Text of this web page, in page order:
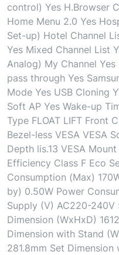
control) Yes H.Browser
Home Menu 2.0 Yes
Set-up) Hotel Channel
Yes Mixed Channel List
Analog) My Channel
pass through Yes
Mode Yes USB Cloning
Soft AP Yes Wake-up
Type FLOAT LIFT Front
Bezel-less VESA VESA
Depth lis.13 VESA
Efficiency Class F Eco
Consumption (Max)
by) 0.50W Power
Supply (V) AC220-
Dimension (WxHxD)
Dimension with Stand
281.8mm Set